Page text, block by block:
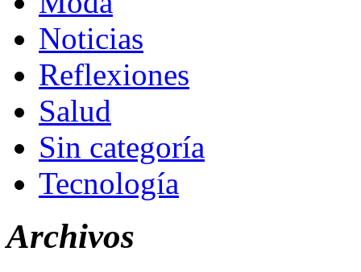
Noticias
Reflexiones
Salud
Sin categoría
Tecnología
Archivos